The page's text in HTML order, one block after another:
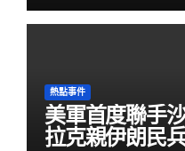
熱點事件
美軍首度聯手
拉克親伊朗民